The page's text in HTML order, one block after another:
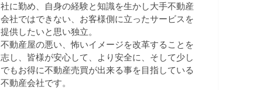
社に勤め、自身の経験と知識を生かし大手不動産
会社ではできない、お客様側に立ったサービスを
提供したいと思い独立。
不動産屋の悪い、怖いイメージを改革することを
志し、皆様が安心して、より安全に、そして少し
でもお得に不動産売買が出来る事を目指している
不動産会社です。